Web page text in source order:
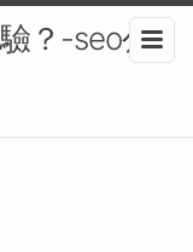
？-seo公